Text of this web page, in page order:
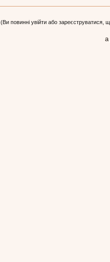
(Ви повинні увійти або зареєструватися,
а